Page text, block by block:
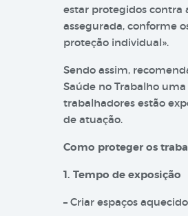
estar protegidos contra
assegurada, conforme
proteção individual».
Sendo assim,
Saúde no Trabalho
trabalhadores estão
de atuação.
Como proteger os
1. Tempo de exposição
– Criar espaços